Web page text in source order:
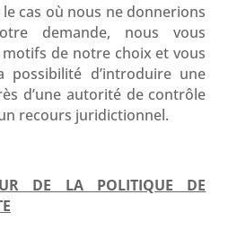
cas où nous ne donnerions
demande, nous vous
de notre choix et vous
possibilité d’introduire une
d’une autorité de contrôle
recours juridictionnel.
DE LA POLITIQUE DE